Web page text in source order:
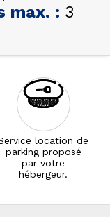
max. : 3
location de
parking proposé
par votre
hébergeur.